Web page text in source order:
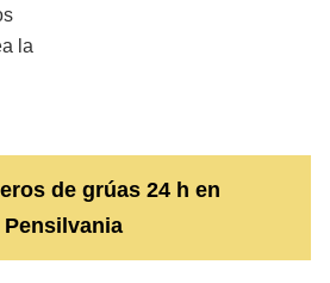
la
de grúas 24 h en
Pensilvania